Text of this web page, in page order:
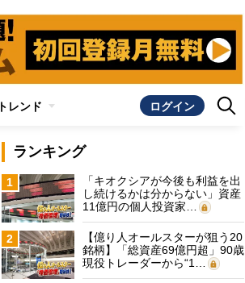
トレンド ログイン
ランキング
1
「キオクシアが今後も利益を出
し続けるかは分からない」資産
11億円の個人投資家…
2
【億り人オールスターが狙う20
銘柄】「総資産69億円超」90歳
現役トレーダーから“1…